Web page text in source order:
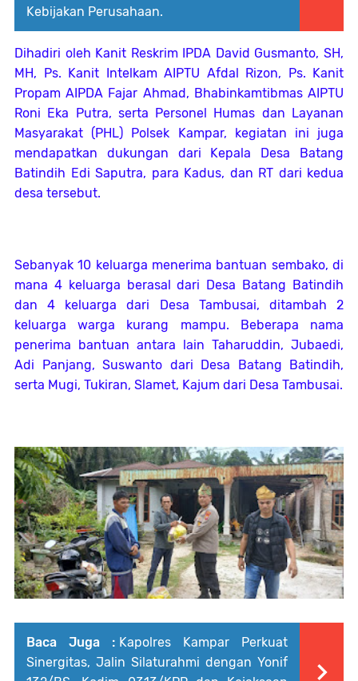
Kebijakan Perusahaan.
Dihadiri oleh Kanit Reskrim IPDA David Gusmanto, SH,
MH, Ps. Kanit Intelkam AIPTU Afdal Rizon, Ps. Kanit
Propam AIPDA Fajar Ahmad, Bhabinkamtibmas AIPTU
Roni Eka Putra, serta Personel Humas dan Layanan
Masyarakat (PHL) Polsek Kampar, kegiatan ini juga
mendapatkan dukungan dari Kepala Desa Batang
Batindih Edi Saputra, para Kadus, dan RT dari kedua
desa tersebut.
Sebanyak 10 keluarga menerima bantuan sembako, di
mana 4 keluarga berasal dari Desa Batang Batindih
dan 4 keluarga dari Desa Tambusai, ditambah 2
keluarga warga kurang mampu. Beberapa nama
penerima bantuan antara lain Taharuddin, Jubaedi,
Adi Panjang, Suswanto dari Desa Batang Batindih,
serta Mugi, Tukiran, Slamet, Kajum dari Desa Tambusai.
Baca Juga : Kapolres Kampar Perkuat
Sinergitas, Jalin Silaturahmi dengan Yonif